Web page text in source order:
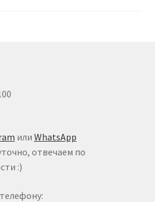
или WhatsApp
отвечаем по
:)